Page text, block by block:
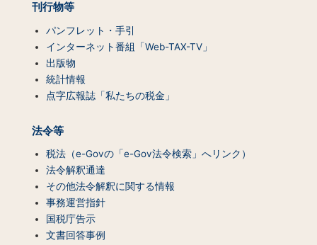
刊行物等
パンフレット・手引
インターネット番組「Web-TAX-TV」
出版物
統計情報
点字広報誌「私たちの税金」
法令等
税法（e-Govの「e-Gov法令検索」へリンク）
法令解釈通達
その他法令解釈に関する情報
事務運営指針
国税庁告示
文書回答事例